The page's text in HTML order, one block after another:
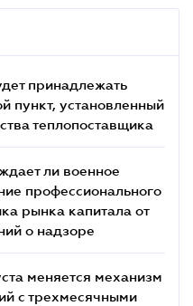
принадлежать
пункт, установленный
теплопоставщика
ли военное
профессионального
рынка капитала от
о надзоре
меняется механизм
с трехмесячными